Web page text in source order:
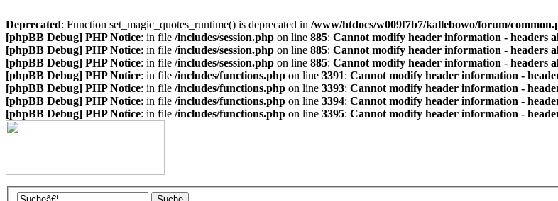
Deprecated: Function set_magic_quotes_runtime() is deprecated in /www/htdocs/w009f7b7/kallebowo/forum/
[phpBB Debug] PHP Notice: in file /includes/session.php on line 885: Cannot modify header information - headers
[phpBB Debug] PHP Notice: in file /includes/session.php on line 885: Cannot modify header information - headers
[phpBB Debug] PHP Notice: in file /includes/session.php on line 885: Cannot modify header information - headers
[phpBB Debug] PHP Notice: in file /includes/functions.php on line 3391: Cannot modify header information -
[phpBB Debug] PHP Notice: in file /includes/functions.php on line 3393: Cannot modify header information -
[phpBB Debug] PHP Notice: in file /includes/functions.php on line 3394: Cannot modify header information -
[phpBB Debug] PHP Notice: in file /includes/functions.php on line 3395: Cannot modify header information -